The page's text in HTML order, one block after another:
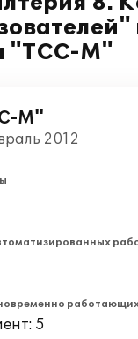
"ТСС-М"
М"
2012
5